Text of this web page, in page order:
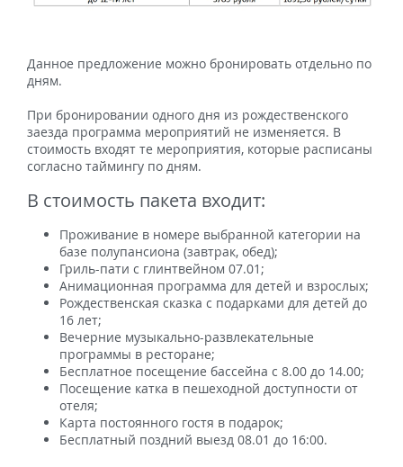
Данное предложение можно бронировать отдельно по
дням.
При бронировании одного дня из рождественского
заезда программа мероприятий не изменяется. В
стоимость входят те мероприятия, которые расписаны
согласно таймингу по дням.
В стоимость пакета входит:
Проживание в номере выбранной категории на
базе полупансиона (завтрак, обед);
Гриль-пати с глинтвейном 07.01;
Анимационная программа для детей и взрослых;
Рождественская сказка с подарками для детей до
16 лет;
Вечерние музыкально-развлекательные
программы в ресторане;
Бесплатное посещение бассейна с 8.00 до 14.00;
Посещение катка в пешеходной доступности от
отеля;
Карта постоянного гостя в подарок;
Бесплатный поздний выезд 08.01 до 16:00.